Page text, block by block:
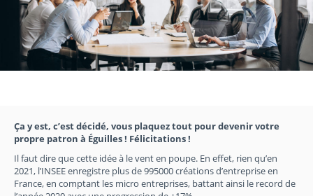
Ça y est, c’est décidé, vous plaquez tout pour devenir votre
propre patron à Éguilles ! Félicitations !
Il faut dire que cette idée à le vent en poupe. En effet, rien qu’en
2021, l’INSEE enregistre plus de 995000 créations d’entreprise en
France, en comptant les micro entreprises, battant ainsi le record de